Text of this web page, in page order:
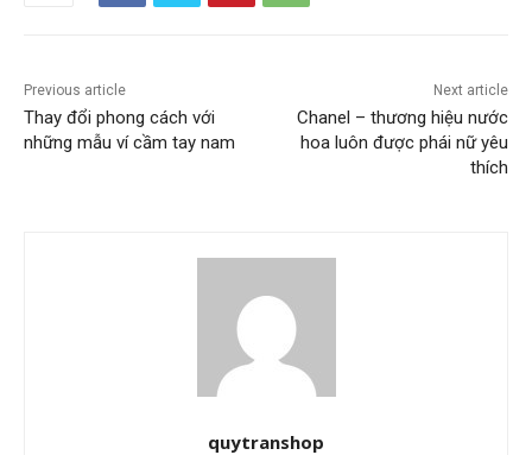
Previous article
Thay đổi phong cách với
những mẫu ví cầm tay nam
Next article
Chanel – thương hiệu nước
hoa luôn được phái nữ yêu
thích
quytranshop